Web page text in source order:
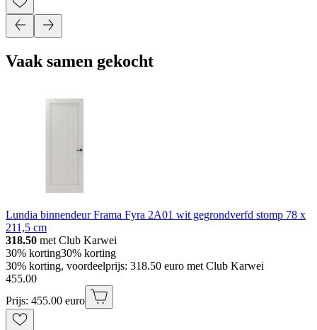
Vaak samen gekocht
Lundia binnendeur Frama Fyra 2A01 wit gegrondverfd stomp 78 x
211,5 cm
318.50 met Club Karwei
30% korting30% korting
30% korting, voordeelprijs: 318.50 euro met Club Karwei
455.00
Prijs: 455.00 euro